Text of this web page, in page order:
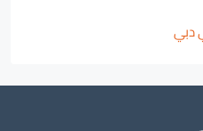
دبي